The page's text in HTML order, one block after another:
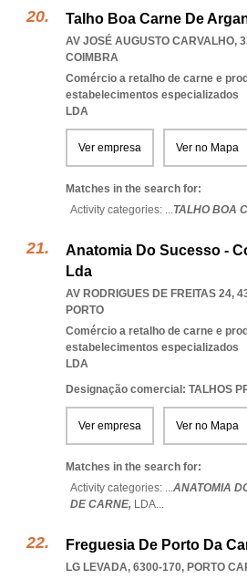
Talho Boa Carne De
AV JOSÉ AUGUSTO CARVALHO,
COIMBRA
Comércio a retalho de carne e
estabelecimentos especializados
LDA
Ver empresa Ver no Mapa
Matches in the search for:
Activity categories: ...TALHO BOA
Anatomia Do Sucesso -
Lda
AV RODRIGUES DE FREITAS 24,
PORTO
Comércio a retalho de carne e
estabelecimentos especializados
LDA
Designação comercial: TALHOS
Ver empresa Ver no Mapa
Matches in the search for:
Activity categories: ...ANATOMIA
DE CARNE, LDA...
Freguesia De Porto Da
LG LEVADA, 6300-170, PORTO